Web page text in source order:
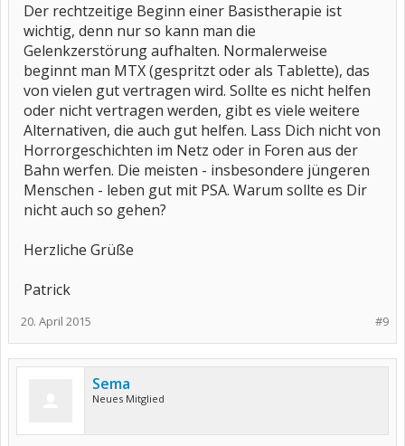
Der rechtzeitige Beginn einer Basistherapie ist
wichtig, denn nur so kann man die
Gelenkzerstörung aufhalten. Normalerweise
beginnt man MTX (gespritzt oder als Tablette), das
von vielen gut vertragen wird. Sollte es nicht helfen
oder nicht vertragen werden, gibt es viele weitere
Alternativen, die auch gut helfen. Lass Dich nicht von
Horrorgeschichten im Netz oder in Foren aus der
Bahn werfen. Die meisten - insbesondere jüngeren
Menschen - leben gut mit PSA. Warum sollte es Dir
nicht auch so gehen?
Herzliche Grüße
Patrick
#9
20. April 2015
Sema
Neues Mitglied